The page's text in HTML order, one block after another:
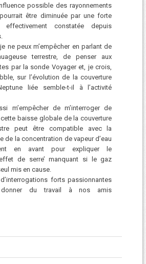
possible des rayonnements
être diminuée par une forte
effectivement constatée depuis
ne peux m’empêcher en parlant de
terrestre, de penser aux
par la sonde Voyager et, je crois,
sur l’évolution de la couverture
liée semble-t-il à l’activité
m’empêcher de m’interroger de
baisse globale de la couverture
peut être compatible avec la
de la concentration de vapeur d’eau
en avant pour expliquer le
de serre’ manquant si le gaz
mis en cause.
forts passionnantes
donner du travail à nos amis